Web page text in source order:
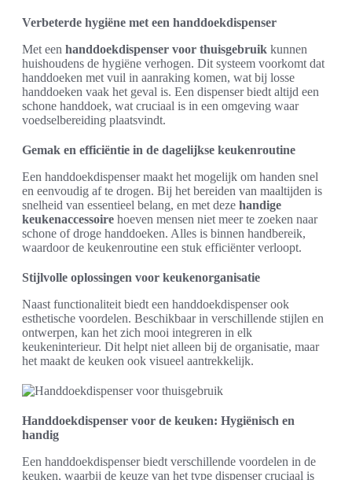
Verbeterde hygiëne met een handdoekdispenser
Met een handdoekdispenser voor thuisgebruik kunnen
huishoudens de hygiëne verhogen. Dit systeem voorkomt dat
handdoeken met vuil in aanraking komen, wat bij losse
handdoeken vaak het geval is. Een dispenser biedt altijd een
schone handdoek, wat cruciaal is in een omgeving waar
voedselbereiding plaatsvindt.
Gemak en efficiëntie in de dagelijkse keukenroutine
Een handdoekdispenser maakt het mogelijk om handen snel
en eenvoudig af te drogen. Bij het bereiden van maaltijden is
snelheid van essentieel belang, en met deze handige
keukenaccessoire hoeven mensen niet meer te zoeken naar
schone of droge handdoeken. Alles is binnen handbereik,
waardoor de keukenroutine een stuk efficiënter verloopt.
Stijlvolle oplossingen voor keukenorganisatie
Naast functionaliteit biedt een handdoekdispenser ook
esthetische voordelen. Beschikbaar in verschillende stijlen en
ontwerpen, kan het zich mooi integreren in elk
keukeninterieur. Dit helpt niet alleen bij de organisatie, maar
het maakt de keuken ook visueel aantrekkelijk.
Handdoekdispenser voor de keuken: Hygiënisch en
handig
Een handdoekdispenser biedt verschillende voordelen in de
keuken, waarbij de keuze van het type dispenser cruciaal is